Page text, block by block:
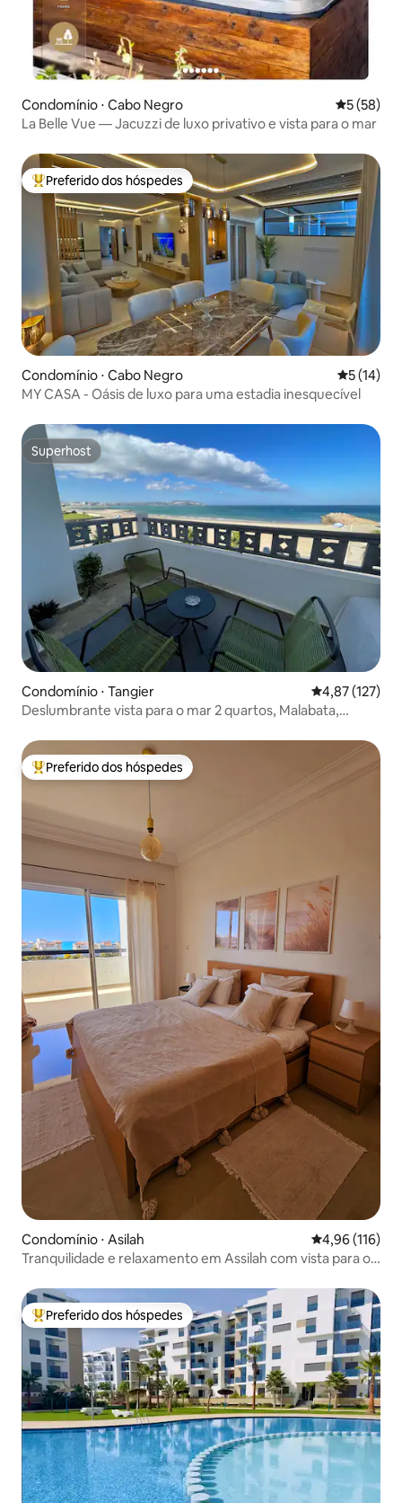
Condomínio ⋅ Cabo Negro 5 de uma
5 (58)
La Belle Vue — Jacuzzi de luxo privativo e vista para o mar
Entre os melhores preferidos dos hóspedes
Preferido dos hóspedes
Condomínio ⋅ Cabo Negro 5 de uma
5 (14)
MY CASA - Oásis de luxo para uma estadia inesquecível
Superhost
Superhost
Condomínio ⋅ Tangier 4,87 de uma
4,87 (127)
Deslumbrante vista para o mar 2 quartos, Malabata,
Entre os melhores preferidos dos hóspedes
Preferido dos hóspedes
Condomínio ⋅ Asilah 4,96 de uma
4,96 (116)
Tranquilidade e relaxamento em Assilah com vista para o
Entre os melhores preferidos dos hóspedes
Preferido dos hóspedes